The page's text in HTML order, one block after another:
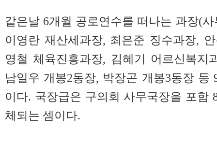
같은날 6개월 공로연수를 떠나는 과장(
이영란 재산세과장, 최은준 징수과장,
영철 체육진흥과장, 김혜기 어르신복지
남일우 개봉2동장, 박장곤 개봉3동장 등
이다. 국장급은 구의회 사무국장을 포함
체되는 셈이다.